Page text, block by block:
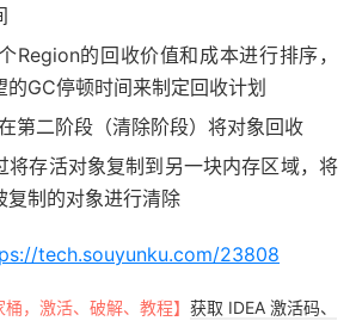
Region的回收价值和成本进行排序，
GC停顿时间来制定回收计划
第二阶段（清除阶段）将对象回收
将存活对象复制到另一块内存区域，将
复制的对象进行清除
tech.souyunku.com/23808
桶，激活、破解、教程】 获取 IDEA 激活码、